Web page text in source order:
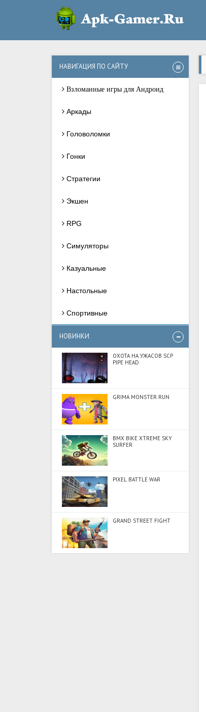
НАВИГАЦИЯ ПО САЙТУ
Взломанные игры для Андроид
Аркады
Головоломки
Гонки
Стратегии
Экшен
RPG
Симуляторы
Казуальные
Настольные
Спортивные
НОВИНКИ
ОХОТА НА УЖАСОВ SCP
PIPE HEAD
GRIMA MONSTER RUN
BMX BIKE XTREME SKY
SURFER
PIXEL BATTLE WAR
GRAND STREET FIGHT